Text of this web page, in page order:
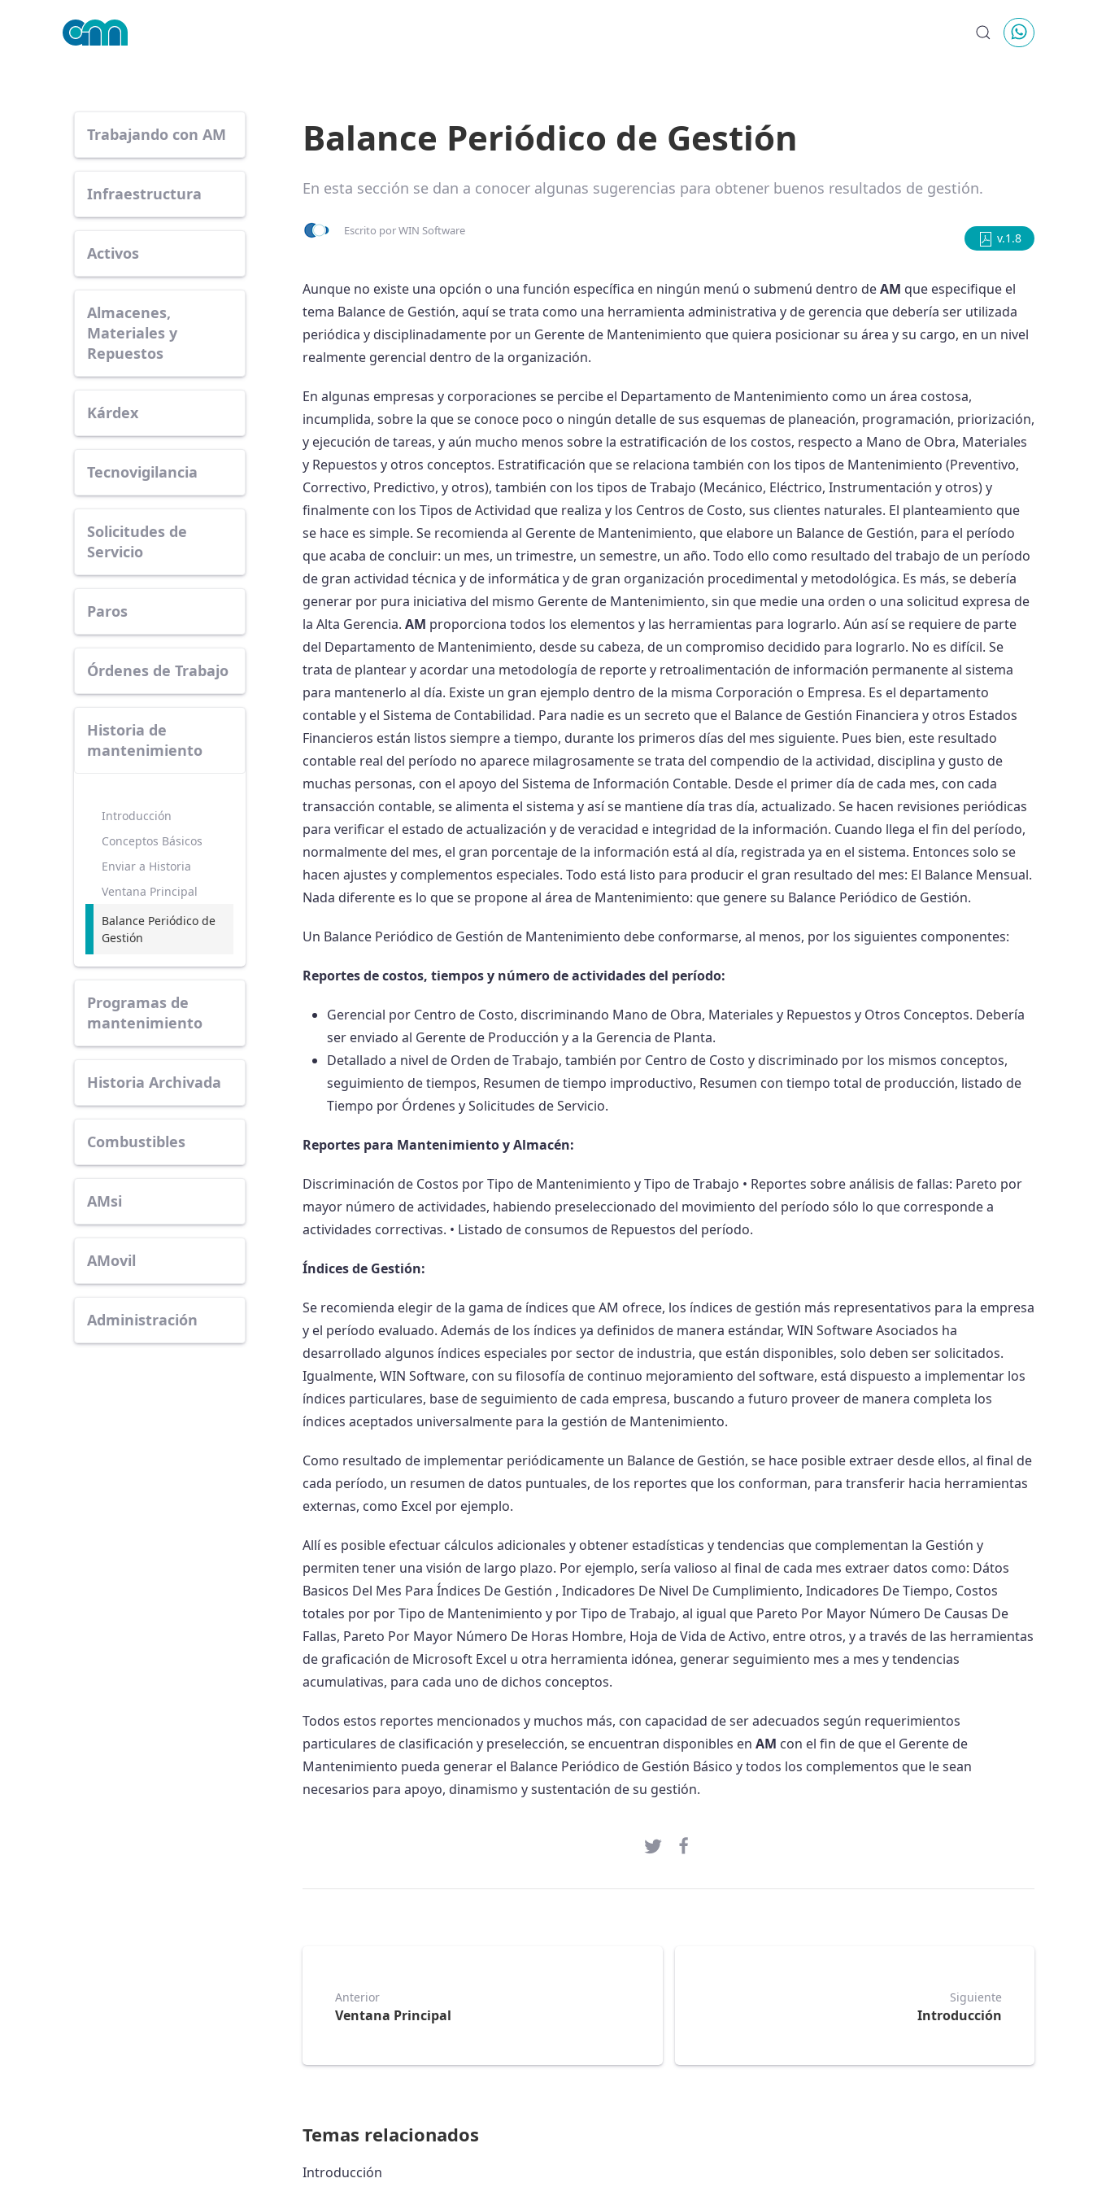
Trabajando con AM
Infraestructura
Activos
Almacenes,
Materiales y
Repuestos
Kárdex
Tecnovigilancia
Solicitudes de
Servicio
Paros
Órdenes de Trabajo
Historia de
mantenimiento
Introducción
Conceptos Básicos
Enviar a Historia
Ventana Principal
Balance Periódico de
Gestión
Programas de
mantenimiento
Historia Archivada
Combustibles
AMsi
AMovil
Administración
Balance Periódico de Gestión
En esta sección se dan a conocer algunas sugerencias para obtener buenos resultados de gestión.
Escrito porWIN Software v.1.8
Aunque no existe una opción o una función específica en ningún menú o submenú dentro deAM que especifique el
tema Balance de Gestión, aquí se trata como una herramienta administrativa y de gerencia que debería ser utilizada
periódica y disciplinadamente por un Gerente de Mantenimiento que quiera posicionar su área y su cargo, en un nivel
realmente gerencial dentro de la organización.
En algunas empresas y corporaciones se percibe el Departamento de Mantenimiento como un área costosa,
incumplida, sobre la que se conoce poco o ningún detalle de sus esquemas de planeación, programación, priorización,
y ejecución de tareas, y aún mucho menos sobre la estratificación de los costos, respecto a Mano de Obra, Materiales
y Repuestos y otros conceptos. Estratificación que se relaciona también con los tipos de Mantenimiento (Preventivo,
Correctivo, Predictivo, y otros), también con los tipos de Trabajo (Mecánico, Eléctrico, Instrumentación y otros) y
finalmente con los Tipos de Actividad que realiza y los Centros de Costo, sus clientes naturales. El planteamiento que
se hace es simple. Se recomienda al Gerente de Mantenimiento, que elabore un Balance de Gestión, para el período
que acaba de concluir: un mes, un trimestre, un semestre, un año. Todo ello como resultado del trabajo de un período
de gran actividad técnica y de informática y de gran organización procedimental y metodológica. Es más, se debería
generar por pura iniciativa del mismo Gerente de Mantenimiento, sin que medie una orden o una solicitud expresa de
la Alta Gerencia. AM proporciona todos los elementos y las herramientas para lograrlo. Aún así se requiere de parte
del Departamento de Mantenimiento, desde su cabeza, de un compromiso decidido para lograrlo. No es difícil. Se
trata de plantear y acordar una metodología de reporte y retroalimentación de información permanente al sistema
para mantenerlo al día. Existe un gran ejemplo dentro de la misma Corporación o Empresa. Es el departamento
contable y el Sistema de Contabilidad. Para nadie es un secreto que el Balance de Gestión Financiera y otros Estados
Financieros están listos siempre a tiempo, durante los primeros días del mes siguiente. Pues bien, este resultado
contable real del período no aparece milagrosamente se trata del compendio de la actividad, disciplina y gusto de
muchas personas, con el apoyo del Sistema de Información Contable. Desde el primer día de cada mes, con cada
transacción contable, se alimenta el sistema y así se mantiene día tras día, actualizado. Se hacen revisiones periódicas
para verificar el estado de actualización y de veracidad e integridad de la información. Cuando llega el fin del período,
normalmente del mes, el gran porcentaje de la información está al día, registrada ya en el sistema. Entonces solo se
hacen ajustes y complementos especiales. Todo está listo para producir el gran resultado del mes: El Balance Mensual.
Nada diferente es lo que se propone al área de Mantenimiento: que genere su Balance Periódico de Gestión.
Un Balance Periódico de Gestión de Mantenimiento debe conformarse, al menos, por los siguientes componentes:
Reportes de costos, tiempos y número de actividades del período:
Gerencial por Centro de Costo, discriminando Mano de Obra, Materiales y Repuestos y Otros Conceptos. Debería
ser enviado al Gerente de Producción y a la Gerencia de Planta.
Detallado a nivel de Orden de Trabajo, también por Centro de Costo y discriminado por los mismos conceptos,
seguimiento de tiempos, Resumen de tiempo improductivo, Resumen con tiempo total de producción, listado de
Tiempo por Órdenes y Solicitudes de Servicio.
Reportes para Mantenimiento y Almacén:
Discriminación de Costos por Tipo de Mantenimiento y Tipo de Trabajo • Reportes sobre análisis de fallas: Pareto por
mayor número de actividades, habiendo preseleccionado del movimiento del período sólo lo que corresponde a
actividades correctivas. • Listado de consumos de Repuestos del período.
Índices de Gestión:
Se recomienda elegir de la gama de índices que AM ofrece, los índices de gestión más representativos para la empresa
y el período evaluado. Además de los índices ya definidos de manera estándar, WIN Software Asociados ha
desarrollado algunos índices especiales por sector de industria, que están disponibles, solo deben ser solicitados.
Igualmente, WIN Software, con su filosofía de continuo mejoramiento del software, está dispuesto a implementar los
índices particulares, base de seguimiento de cada empresa, buscando a futuro proveer de manera completa los
índices aceptados universalmente para la gestión de Mantenimiento.
Como resultado de implementar periódicamente un Balance de Gestión, se hace posible extraer desde ellos, al final de
cada período, un resumen de datos puntuales, de los reportes que los conforman, para transferir hacia herramientas
externas, como Excel por ejemplo.
Allí es posible efectuar cálculos adicionales y obtener estadísticas y tendencias que complementan la Gestión y
permiten tener una visión de largo plazo. Por ejemplo, sería valioso al final de cada mes extraer datos como: Dátos
Basicos Del Mes Para Índices De Gestión , Indicadores De Nivel De Cumplimiento, Indicadores De Tiempo, Costos
totales por por Tipo de Mantenimiento y por Tipo de Trabajo, al igual que Pareto Por Mayor Número De Causas De
Fallas, Pareto Por Mayor Número De Horas Hombre, Hoja de Vida de Activo, entre otros, y a través de las herramientas
de graficación de Microsoft Excel u otra herramienta idónea, generar seguimiento mes a mes y tendencias
acumulativas, para cada uno de dichos conceptos.
Todos estos reportes mencionados y muchos más, con capacidad de ser adecuados según requerimientos
particulares de clasificación y preselección, se encuentran disponibles en AM con el fin de que el Gerente de
Mantenimiento pueda generar el Balance Periódico de Gestión Básico y todos los complementos que le sean
necesarios para apoyo, dinamismo y sustentación de su gestión.
Anterior
Ventana Principal
Siguiente
Introducción
Temas relacionados
Introducción